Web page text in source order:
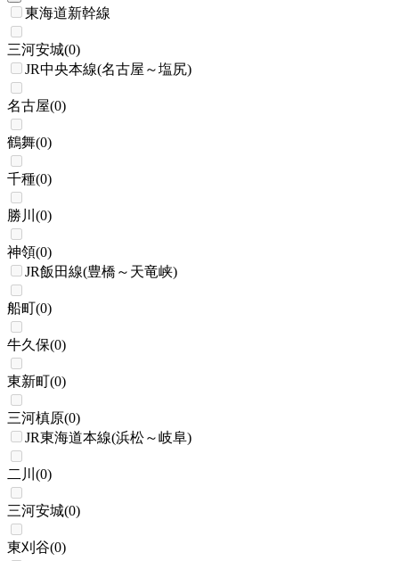
東海道新幹線
三河安城(0)
JR中央本線(名古屋～塩尻)
名古屋(0)
鶴舞(0)
千種(0)
勝川 (0)
神領(0)
JR飯田線(豊橋～天竜峡)
船町(0)
牛久保(0)
東新町(0)
三河槙原(0)
JR東海道本線(浜松～岐阜)
二川 (0)
三河安城(0)
東刈谷(0)